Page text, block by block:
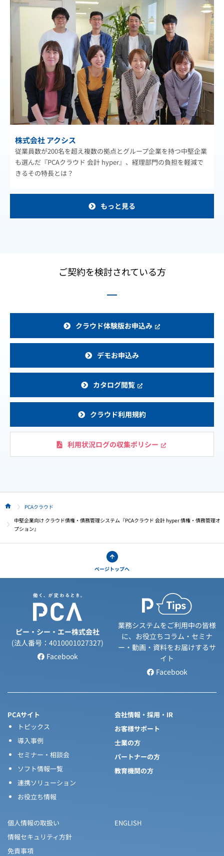
株式会社 アクシス
従業員数が200名を超え複数の拠点とグループ企業を持つ中堅企業
も選んだ『PCAクラウド 会計 hyper』、経理部門の負担を軽減で
きるその特長とは？
もっと見る
ご契約を検討されている方
クラウド体験版お申込み
デモお申込み
カタログ閲覧
クラウド利用規約
利用状況ログの収集ポリシー
HOME PCAクラウド
中堅企業向け クラウド債権・債務管理システム『PCAクラウド 会計 hyper 債権・債務管理オ
プション』
ページトップへ
ピー・シー・エー株式会社
(法人番号：4010001027327)
Facebook
業務システムをご利用中の皆様
に、お役立ちコラム・セミナ
ー・動画・資料をお届けするサ
イト
Facebook
PCAサイト
トピックス
導入事例
セミナー・相談会
ソフト情報一覧
連携ソリューション
お役立ち情報
会社情報・採用・IR
お客様サポート
士業の方
パートナーの方
教育機関の方
個人情報の取扱い
情報セキュリティ方針
免責事項
ENGLISH